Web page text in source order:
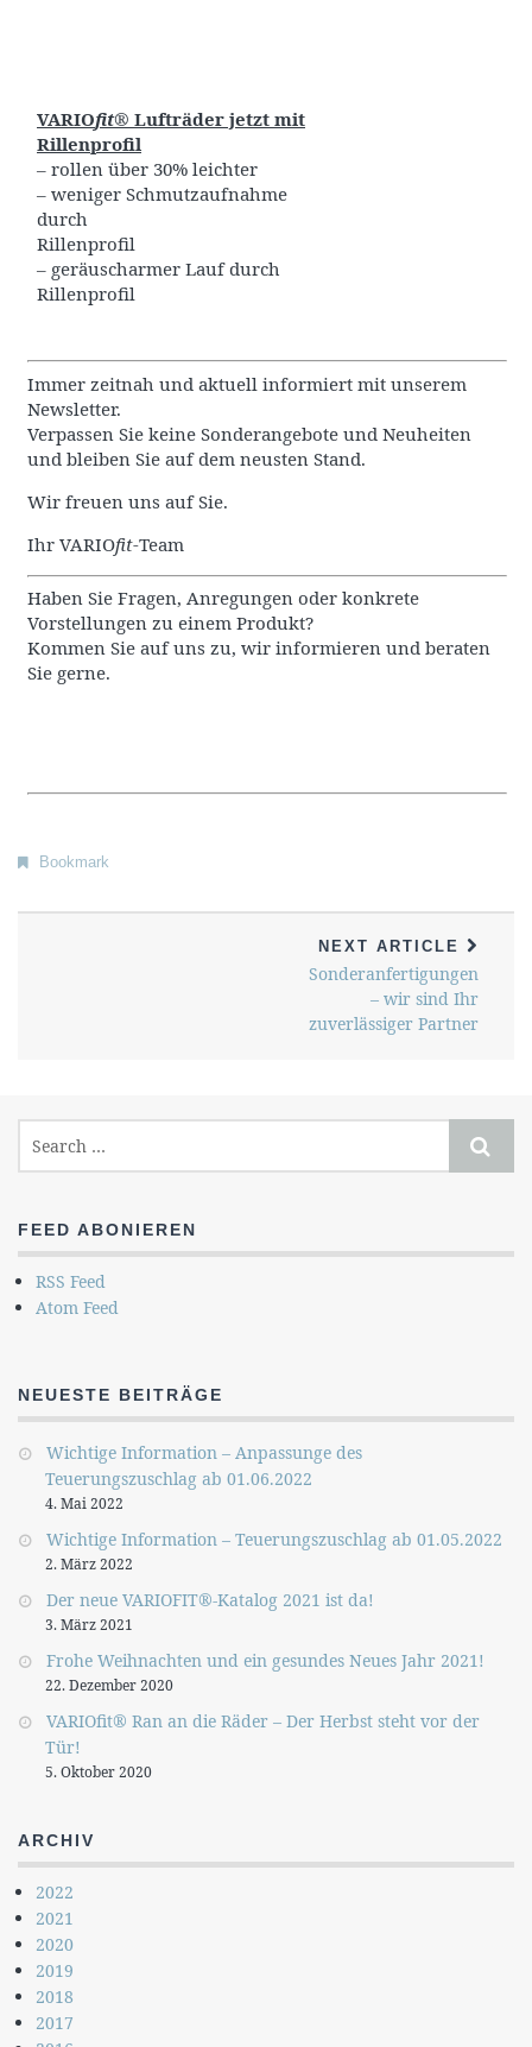
VARIOfit® Lufträder jetzt mit
Rillenprofil
– rollen über 30% leichter
– weniger Schmutzaufnahme
durch
Rillenprofil
– geräuscharmer Lauf durch
Rillenprofil
Immer zeitnah und aktuell informiert mit unserem
Newsletter.
Verpassen Sie keine Sonderangebote und Neuheiten
und bleiben Sie auf dem neusten Stand.
Wir freuen uns auf Sie.
Ihr VARIOfit-Team
Haben Sie Fragen, Anregungen oder konkrete
Vorstellungen zu einem Produkt?
Kommen Sie auf uns zu, wir informieren und beraten
Sie gerne.
Bookmark
NEXT ARTICLE
Sonderanfertigungen
– wir sind Ihr
zuverlässiger Partner
FEED ABONIEREN
RSS Feed
Atom Feed
NEUESTE BEITRÄGE
Wichtige Information – Anpassunge des
Teuerungszuschlag ab 01.06.2022
4. Mai 2022
Wichtige Information – Teuerungszuschlag ab 01.05.2022
2. März 2022
Der neue VARIOFIT®-Katalog 2021 ist da!
3. März 2021
Frohe Weihnachten und ein gesundes Neues Jahr 2021!
22. Dezember 2020
VARIOfit® Ran an die Räder – Der Herbst steht vor der
Tür!
5. Oktober 2020
ARCHIV
2022
2021
2020
2019
2018
2017